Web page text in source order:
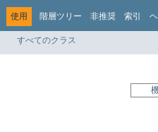
使用 階層ツリー 非推奨 索引
すべてのクラス